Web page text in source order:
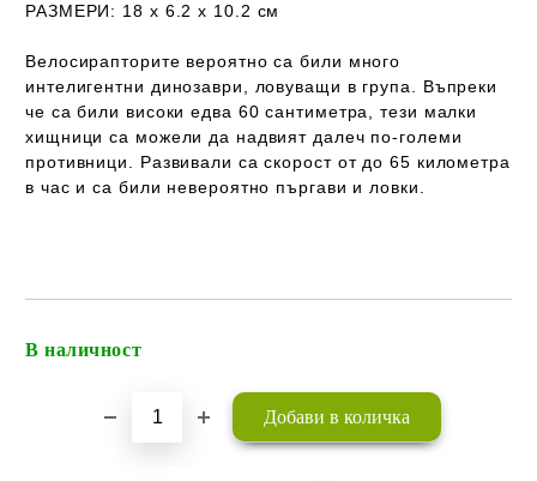
РАЗМЕРИ: 18 х 6.2 х 10.2 см
Велосирапторите вероятно са били много
интелигентни динозаври, ловуващи в група. Въпреки
че са били високи едва 60 сантиметра, тези малки
хищници са можели да надвият далеч по-големи
противници. Развивали са скорост от до 65 километра
в час и са били невероятно пъргави и ловки.
В наличност